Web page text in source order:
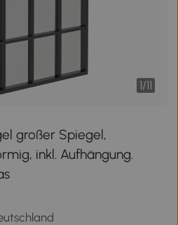
1/11
großer Spiegel,
inkl. Aufhängung.